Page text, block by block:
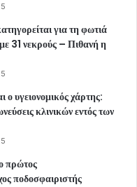
για τη φωτιά
31 νεκρούς – Πιθανή η
ο υγειονομικός χάρτης:
κλινικών εντός των
πρώτος
ποδοσφαιριστής